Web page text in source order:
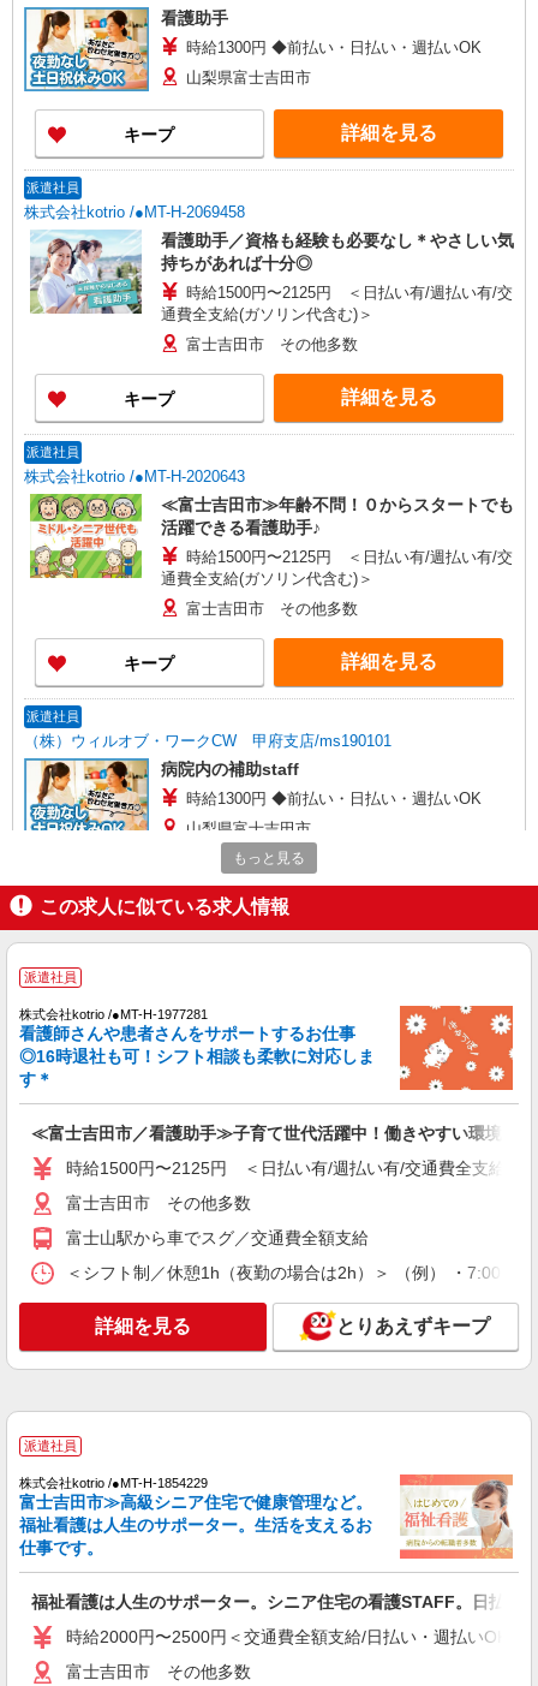
看護助手
時給1300円 ◆前払い・日払い・週払いOK
山梨県富士吉田市
キープ 詳細を見る
派遣社員
株式会社kotrio /●MT-H-2069458
看護助手／資格も経験も必要なし＊やさしい気
持ちがあれば十分◎
時給1500円〜2125円 ＜日払い有/週払い有/交
通費全支給(ガソリン代含む)＞
富士吉田市 その他多数
キープ 詳細を見る
派遣社員
株式会社kotrio /●MT-H-2020643
≪富士吉田市≫年齢不問！０からスタートでも
活躍できる看護助手♪
時給1500円〜2125円 ＜日払い有/週払い有/交
通費全支給(ガソリン代含む)＞
富士吉田市 その他多数
キープ 詳細を見る
派遣社員
（株）ウィルオブ・ワークCW 甲府支店/ms190101
病院内の補助staff
時給1300円 ◆前払い・日払い・週払いOK
山梨県富士吉田市
キープ 詳細を見る
（株）ウィルオブ・ワークCW 甲府支店/ms190101
時給1300円 ◆前払い・日払い・週払いOK
山梨県富士吉田市
キープ 詳細を見る
派遣社員
株式会社kotrio /●MT-H-2099662
デイサービス看護STAFF｜面接なし！履歴書
不要！ブランクOK◎
時給2000円〜2500円＜交通費全額支給(ガソリ
ン代含む)/日払い可/週払い可＞
富士吉田市 その他多数
キープ 詳細を見る
株式会社kotrio /●MT-H-1906653
富士吉田市≫タイパ重視で稼げる看護助手＊無
料資格支援で時給UP
時給1500円〜2125円 ＜日払い有/週払い有/交
キープ 詳細を見る
もっと見る
この求人に似ている求人情報
派遣社員
株式会社kotrio /●MT-H-1977281
看護師さんや患者さんをサポートするお仕事
◎16時退社も可！シフト相談も柔軟に対応しま
す＊
≪富士吉田市／看護助手≫子育て世代活躍中！働きやすい環境♪
時給1500円〜2125円 ＜日払い有/週払い有/交通費全支給(ガ
富士吉田市 その他多数
富士山駅から車でスグ／交通費全額支給
＜シフト制／休憩1h（夜勤の場合は2h）＞ （例） ・7:00
詳細を見る とりあえずキープ
派遣社員
株式会社kotrio /●MT-H-1854229
富士吉田市≫高級シニア住宅で健康管理など。
福祉看護は人生のサポーター。生活を支えるお
仕事です。
福祉看護は人生のサポーター。シニア住宅の看護STAFF。日払い
時給2000円〜2500円＜交通費全額支給/日払い・週払いOK/履
富士吉田市 その他多数